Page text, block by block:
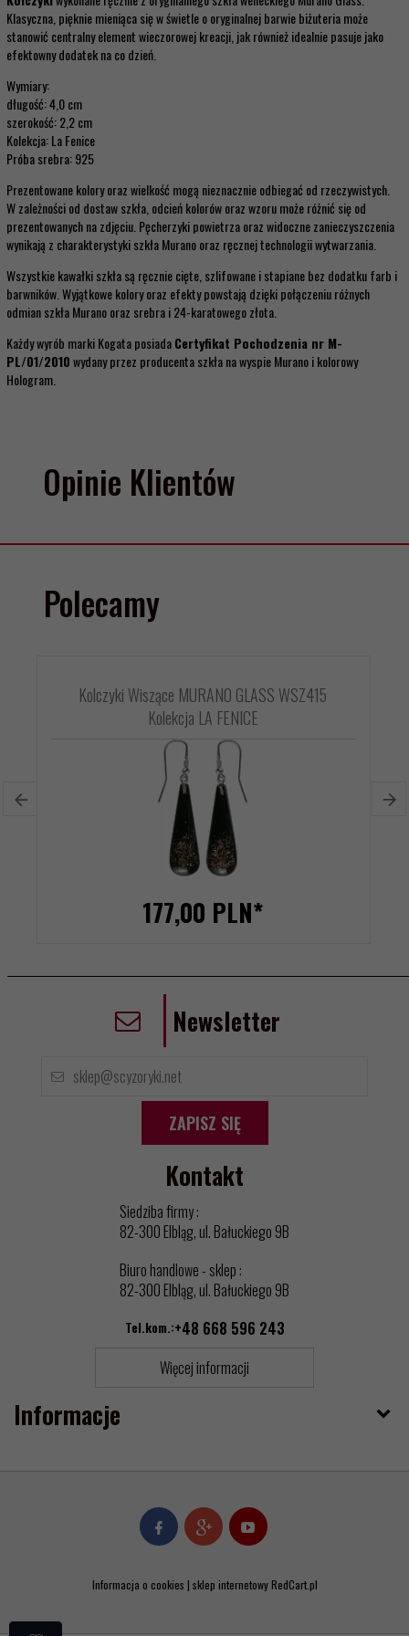
Klasyczna, pięknie mieniąca się w świetle o oryginalnej barwie biżuteria może
stanowić centralny element wieczorowej kreacji, jak również idealnie pasuje jako
efektowny dodatek na co dzień.
Wymiary:
długość: 4,0 cm
szerokość: 2,2 cm
Kolekcja: La Fenice
Próba srebra: 925
Prezentowane kolory oraz wielkość mogą nieznacznie odbiegać od rzeczywistych.
W zależności od dostaw szkła, odcień kolorów oraz wzoru może różnić się od
prezentowanych na zdjęciu. Pęcherzyki powietrza oraz widoczne zanieczyszczenia
wynikają z charakterystyki szkła Murano oraz ręcznej technologii wytwarzania.
Wszystkie kawałki szkła są ręcznie cięte, szlifowane i stapiane bez dodatku farb i
barwników. Wyjątkowe kolory oraz efekty powstają dzięki połączeniu różnych
odmian szkła Murano oraz srebra i 24-karatowego złota.
Każdy wyrób marki Kogata posiadaCertyfikat Pochodzenia nr M-
PL/01/2010wydany przez producenta szkła na wyspie Murano i kolorowy
Hologram.
Opinie Klientów
Polecamy
Kolczyki Wiszące MURANO GLASS WSZ415
Kolekcja LA FENICE
177,00 PLN*
Informacje
Newsletter
ZAPISZ SIĘ
Kontakt
Siedziba firmy :
82-300 Elbląg, ul. Bałuckiego 9B
Biuro handlowe - sklep :
82-300 Elbląg, ul. Bałuckiego 9B
Tel.kom.:+48 668 596 243
Więcej informacji
Informacja o cookies | sklep internetowyRedCart.pl